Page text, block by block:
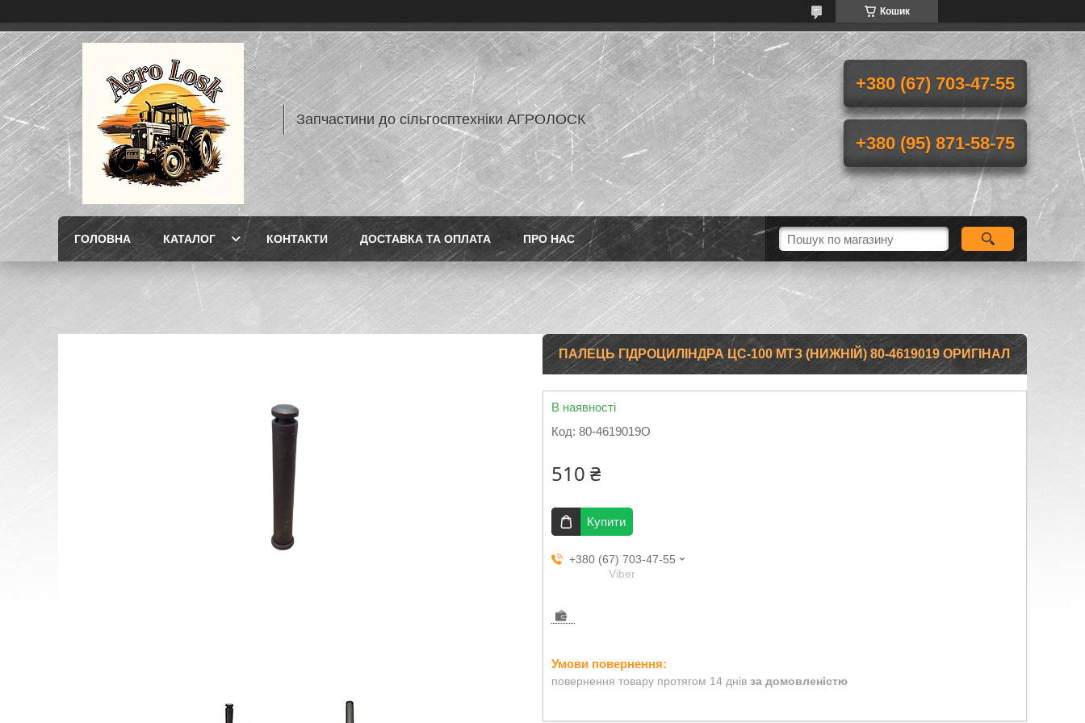
Кошик
Запчастини до сільгосптехніки АГРОЛОСК
+380 (67) 703-47-55
+380 (95) 871-58-75
ГОЛОВНА КАТАЛОГ КОНТАКТИ ДОСТАВКА ТА ОПЛАТА ПРО НАС
ПАЛЕЦЬ ГІДРОЦИЛІНДРА ЦС-100 МТЗ (НИЖНІЙ) 80-4619019 ОРИГІНАЛ
В наявності
Код: 80-4619019O
510 ₴
Купити
+380 (67) 703-47-55
Viber
повернення товару протягом 14 днів за домовленістю